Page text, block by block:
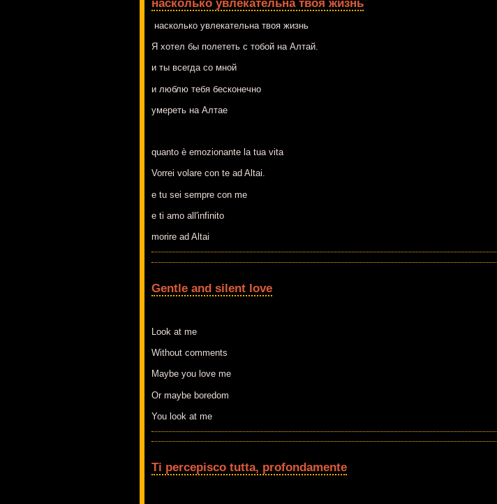
насколько увлекательна твоя жизнь
Я хотел бы полететь с тобой на Алтай.
и ты всегда со мной
и люблю тебя бесконечно
умереть на Алтае
quanto è emozionante la tua vita
Vorrei volare con te ad Altai.
e tu sei sempre con me
e ti amo all'infinito
morire ad Altai
Gentle and silent love
Look at me
Without comments
Maybe you love me
Or maybe boredom
You look at me
Ti percepisco tutta, profondamente